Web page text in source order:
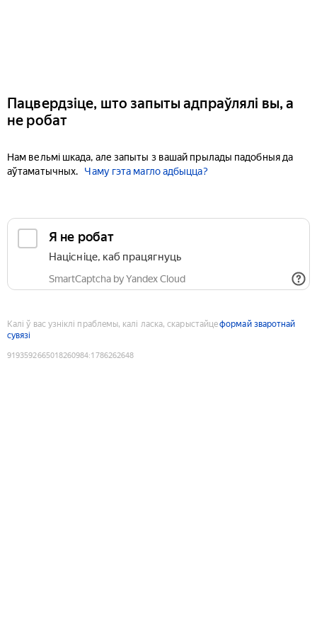
Пацвердзіце, што запыты адпраўлялі вы, а
не робат
Нам вельмі шкада, але запыты з вашай прылады падобныя да
аўтаматычных.
Чаму гэта магло адбыцца?
Я не робат
Націсніце, каб працягнуць
SmartCaptcha by Yandex Cloud
Калі ў вас узніклі праблемы, калі ласка, скарыстайцеформай зваротнай
сувязі
9193592665018260984:1786262648